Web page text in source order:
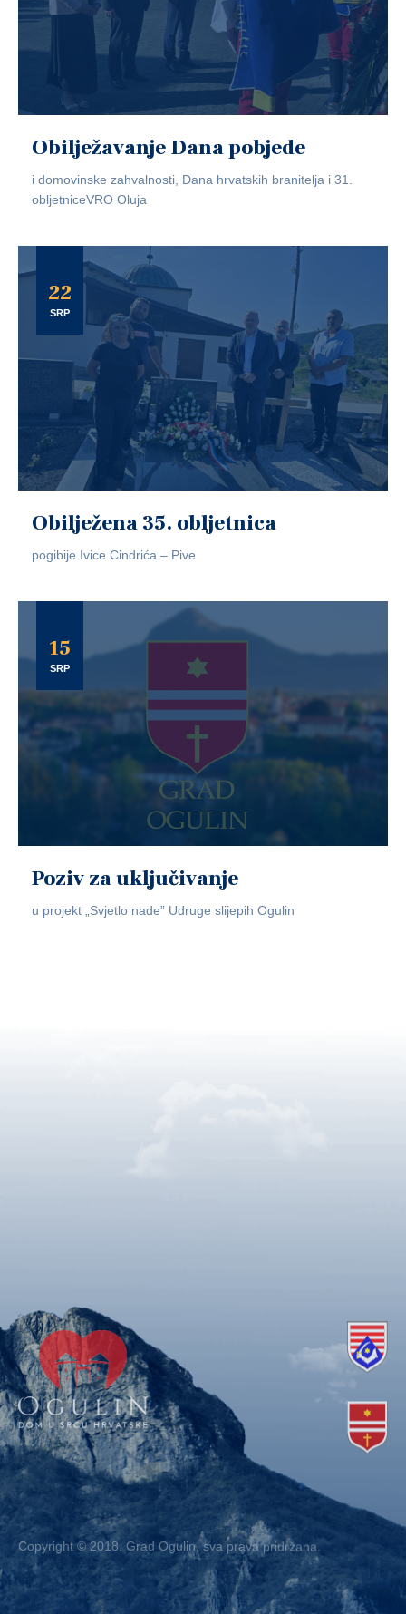
Obilježavanje Dana pobjede
i domovinske zahvalnosti, Dana hrvatskih branitelja i 31.
obljetniceVRO Oluja
22
SRP
Obilježena 35. obljetnica
pogibije Ivice Cindrića – Pive
15
SRP
Poziv za uključivanje
u projekt „Svjetlo nade” Udruge slijepih Ogulin
Copyright © 2018. Grad Ogulin, sva prava pridržana.
Design by EA93